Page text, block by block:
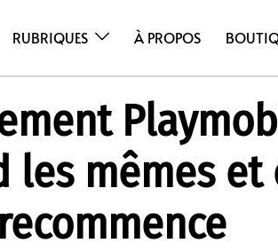
RUBRIQUES À PROPOS
les mêmes et
recommence